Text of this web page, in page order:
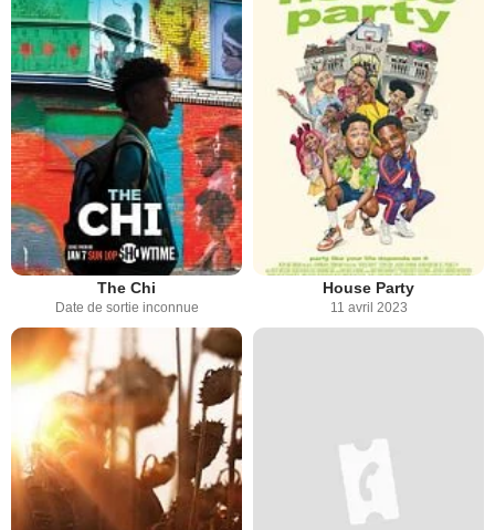
The Chi
Date de sortie inconnue
House Party
11 avril 2023